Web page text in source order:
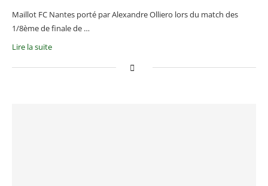
Maillot FC Nantes porté par Alexandre Olliero lors du match des
1/8ème de finale de …
Lire la suite